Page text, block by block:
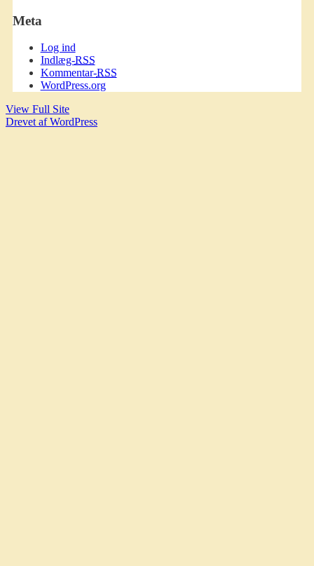
Meta
Log ind
Indlæg-RSS
Kommentar-RSS
WordPress.org
View Full Site
Drevet af WordPress